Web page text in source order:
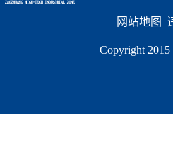
网站地图
Copyright